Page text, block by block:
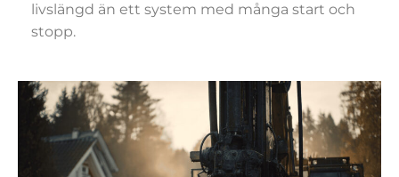
livslängd än ett system med många start och
stopp.